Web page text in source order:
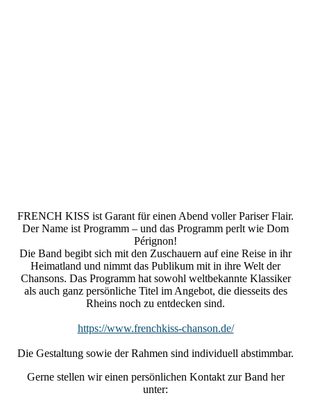
FRENCH KISS ist Garant für einen Abend voller Pariser Flair.
Der Name ist Programm – und das Programm perlt wie Dom
Pérignon!
Die Band begibt sich mit den Zuschauern auf eine Reise in ihr
Heimatland und nimmt das Publikum mit in ihre Welt der
Chansons. Das Programm hat sowohl weltbekannte Klassiker
als auch ganz persönliche Titel im Angebot, die diesseits des
Rheins noch zu entdecken sind.
https://www.frenchkiss-chanson.de/
Die Gestaltung sowie der Rahmen sind individuell abstimmbar.
Gerne stellen wir einen persönlichen Kontakt zur Band her
unter: